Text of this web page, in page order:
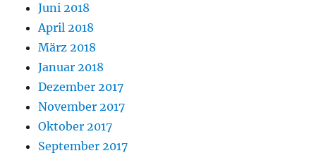
Juni 2018
April 2018
März 2018
Januar 2018
Dezember 2017
November 2017
Oktober 2017
September 2017